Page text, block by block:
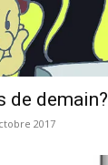
de demain?
2017